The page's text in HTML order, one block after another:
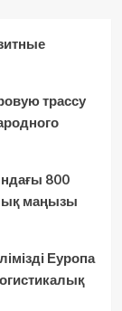
трассу
800
маңызы
Еуропа